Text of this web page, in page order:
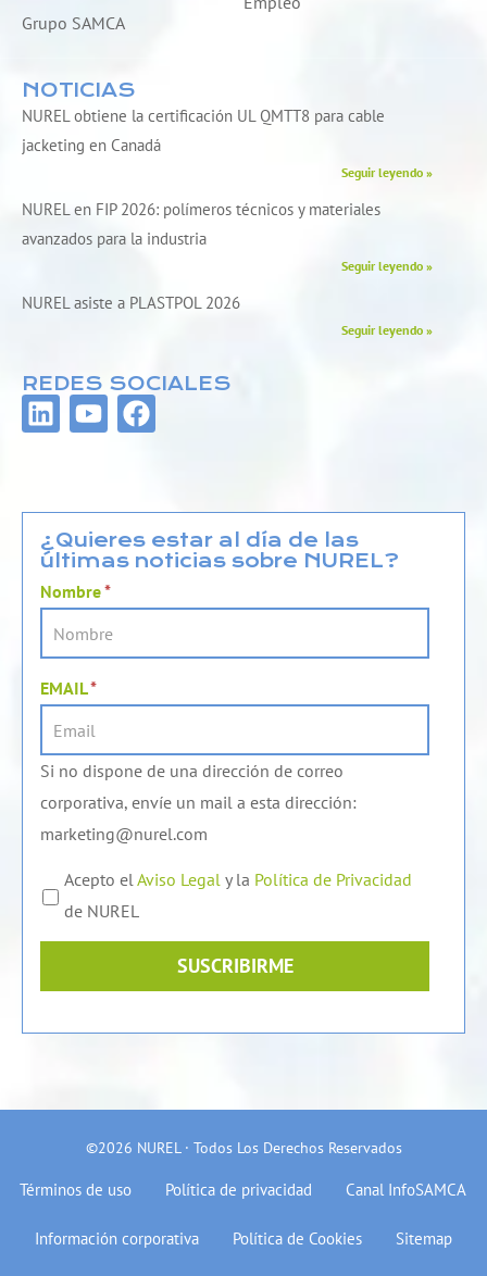
Grupo SAMCA
NOTICIAS
NUREL obtiene la certificación UL QMTT8 para cable
jacketing en Canadá
Seguir leyendo »
NUREL en FIP 2026: polímeros técnicos y materiales
avanzados para la industria
Seguir leyendo »
NUREL asiste a PLASTPOL 2026
Seguir leyendo »
REDES SOCIALES
L
i
e
d
i
n
Y
o
u
b
e
F
a
b
o
o
¿Quieres estar al día de las
últimas noticias sobre NUREL?
Nombre*
EMAIL*
Si no dispone de una dirección de correo
corporativa, envíe un mail a esta dirección:
marketing@nurel.com
Acepto elAviso Legal y la Política de Privacidad
de NUREL
SUSCRIBIRME
©2026 NUREL · Todos Los Derechos Reservados
Términos de uso Política de privacidad Canal InfoSAMCA
Información corporativa Política de Cookies Sitemap